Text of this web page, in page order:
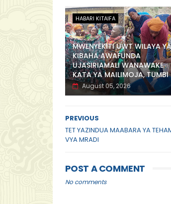
HABARI KITAIFA
MWENYEKITI UWT WILAYA YA
KIBAHA AWAFUNDA
UJASIRIAMALI WANAWAKE
KATA YA MAILIMOJA, TUMBI
August 05, 2026
PREVIOUS
TET YAZINDUA MAABARA YA
VYA MRADI
POST A COMMENT
No comments